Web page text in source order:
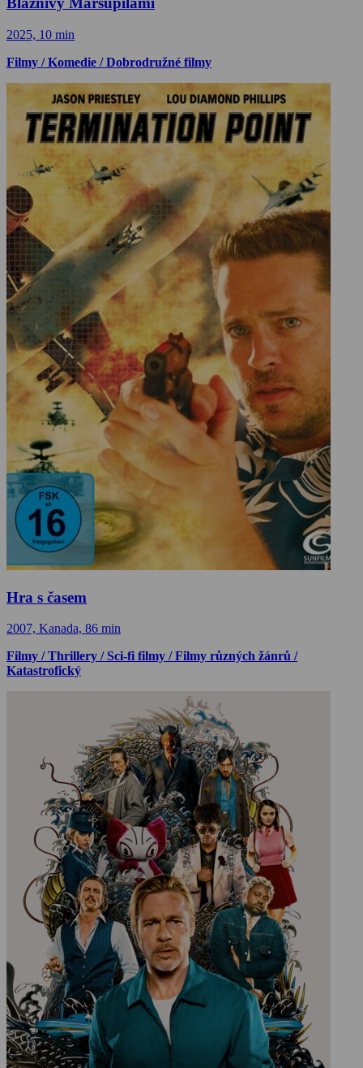
2025, 10 min
Filmy / Komedie / Dobrodružné filmy
Hra s časem
2007, Kanada, 86 min
Filmy / Thrillery / Sci-fi filmy / Filmy různých žánrů /
Katastrofický